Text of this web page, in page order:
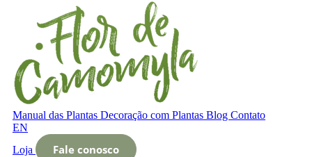
Manual das Plantas Decoração com Plantas Blog Contato
EN
Loja
Fale conosco